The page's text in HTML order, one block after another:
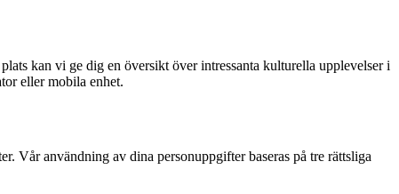
kan vi ge dig en översikt över intressanta kulturella upplevelser i
eller mobila enhet.
Vår användning av dina personuppgifter baseras på tre rättsliga